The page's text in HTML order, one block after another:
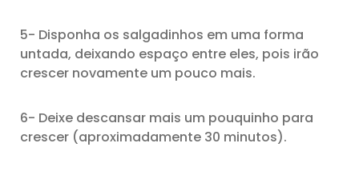
5- Disponha os salgadinhos em uma forma
untada, deixando espaço entre eles, pois irão
crescer novamente um pouco mais.
6- Deixe descansar mais um pouquinho para
crescer (aproximadamente 30 minutos).